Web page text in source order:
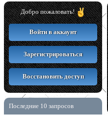
Добро пожаловать!
Войти в аккаунт
Зарегистрироваться
Восстановить доступ
Последние 10 запросов